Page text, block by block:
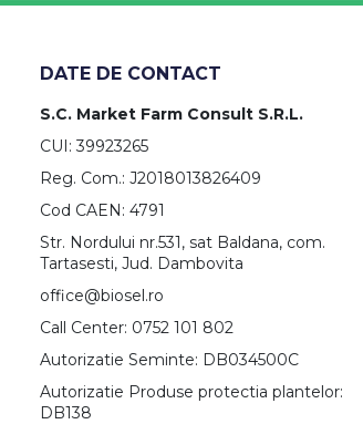
DATE DE CONTACT
S.C. Market Farm Consult S.R.L.
CUI: 39923265
Reg. Com.: J2018013826409
Cod CAEN: 4791
Str. Nordului nr.531, sat Baldana, com.
Tartasesti, Jud. Dambovita
office@biosel.ro
Call Center: 0752 101 802
Autorizatie Seminte: DB034500C
Autorizatie Produse protectia plantelor:
DB138